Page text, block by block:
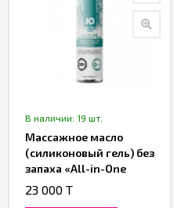
В наличии: 19 шт.
Массажное масло
(силиконовый гель) без
запаха «All-in-One
Sensual Massage
23 000 T